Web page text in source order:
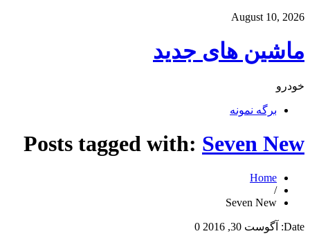
August 10, 2026
ماشین های جدید
خودرو
برگه نمونه
Posts tagged with: Seven New
Home
/
Seven New
Date: آگوست 30, 2016 0